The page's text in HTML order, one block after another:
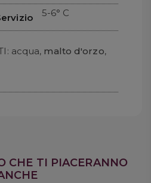
5-6° C
acqua, malto d'orzo,
CHE TI PIACERANNO